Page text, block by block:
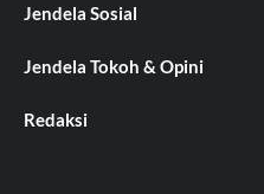
Jendela Sosial
Jendela Tokoh & Opini
Redaksi